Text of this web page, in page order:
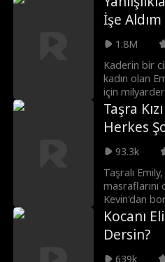
İşe Aldım
1.8M
Kaderin bir
kadın olan
için milyarder
olarak
sırılsıklam
romantizme
lanetlidir ve
tarafından
olamaz.
ilişkilerini
karşı
etmeye
kimdir ve
engelleri
Taşra
Herkes
93.3k
Taşralı
masraflarını
Kevin'dan
şehre gelir.
sırtından
tarafından
vurduğunda
Kocanı
Dersin?
639k